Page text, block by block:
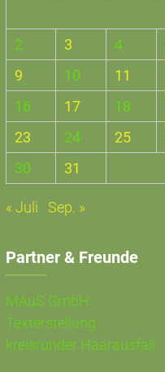
2
3 4
9
10 11
16
17 18
23
24 25
30
31
« Juli Sep. »
Partner & Freunde
MAuS GmbH
Texterstellung
kreisrunder Haarausfall